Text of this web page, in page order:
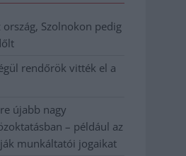
Szolnokon pedig
rendőrök vitték el a
újabb nagy
– például az
munkáltatói jogaikat